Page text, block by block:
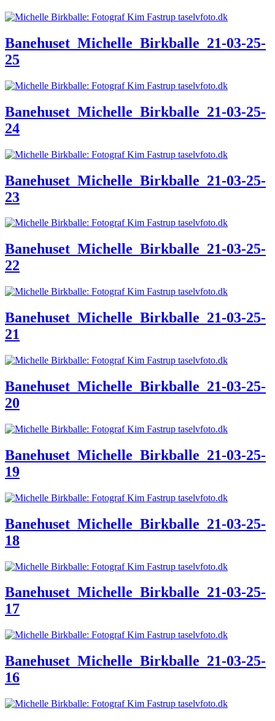
Banehuset_Michelle_Birkballe_21-03-25-
25
Banehuset_Michelle_Birkballe_21-03-25-
24
Banehuset_Michelle_Birkballe_21-03-25-
23
Banehuset_Michelle_Birkballe_21-03-25-
22
Banehuset_Michelle_Birkballe_21-03-25-
21
Banehuset_Michelle_Birkballe_21-03-25-
20
Banehuset_Michelle_Birkballe_21-03-25-
19
Banehuset_Michelle_Birkballe_21-03-25-
18
Banehuset_Michelle_Birkballe_21-03-25-
17
Banehuset_Michelle_Birkballe_21-03-25-
16